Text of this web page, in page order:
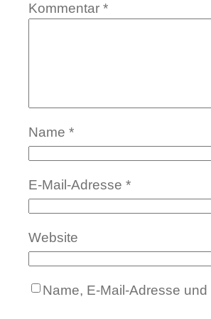
Kommentar *
Name *
E-Mail-Adresse *
Website
Name, E-Mail-Adresse